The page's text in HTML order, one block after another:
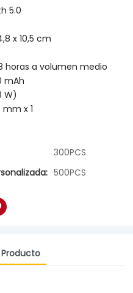
5.0
x 10,5 cm
horas a volumen medio
mAh
W)
mm x 1
300PCS
500PCS